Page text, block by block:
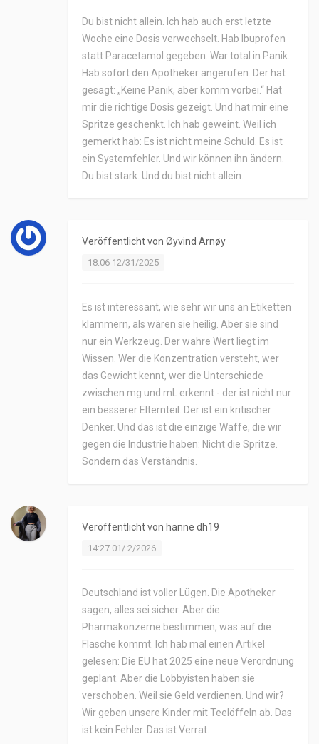
Du bist nicht allein. Ich hab auch erst letzte
Woche eine Dosis verwechselt. Hab Ibuprofen
statt Paracetamol gegeben. War total in Panik.
Hab sofort den Apotheker angerufen. Der hat
gesagt: „Keine Panik, aber komm vorbei.“ Hat
mir die richtige Dosis gezeigt. Und hat mir eine
Spritze geschenkt. Ich hab geweint. Weil ich
gemerkt hab: Es ist nicht meine Schuld. Es ist
ein Systemfehler. Und wir können ihn ändern.
Du bist stark. Und du bist nicht allein.
Veröffentlicht von Øyvind Arnøy
18:06 12/31/2025
Es ist interessant, wie sehr wir uns an Etiketten
klammern, als wären sie heilig. Aber sie sind
nur ein Werkzeug. Der wahre Wert liegt im
Wissen. Wer die Konzentration versteht, wer
das Gewicht kennt, wer die Unterschiede
zwischen mg und mL erkennt - der ist nicht nur
ein besserer Elternteil. Der ist ein kritischer
Denker. Und das ist die einzige Waffe, die wir
gegen die Industrie haben: Nicht die Spritze.
Sondern das Verständnis.
Veröffentlicht von hanne dh19
14:27 01/ 2/2026
Deutschland ist voller Lügen. Die Apotheker
sagen, alles sei sicher. Aber die
Pharmakonzerne bestimmen, was auf die
Flasche kommt. Ich hab mal einen Artikel
gelesen: Die EU hat 2025 eine neue Verordnung
geplant. Aber die Lobbyisten haben sie
verschoben. Weil sie Geld verdienen. Und wir?
Wir geben unsere Kinder mit Teelöffeln ab. Das
ist kein Fehler. Das ist Verrat.